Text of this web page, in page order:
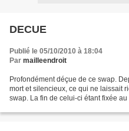
DECUE
Publié le 05/10/2010 à 18:04
Par mailleendroit
Profondément déçue de ce swap.
mort et silencieux, ce qui ne laissait
swap. La fin de celui-ci étant fixée